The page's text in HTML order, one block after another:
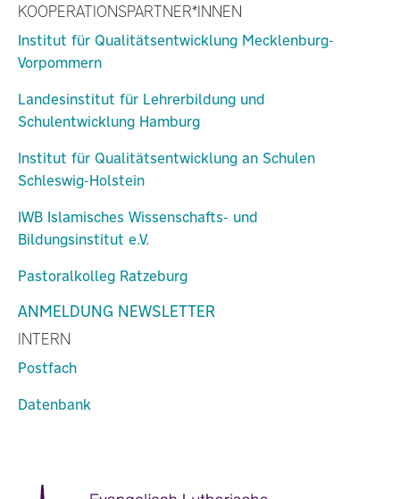
KOOPERATIONSPARTNER*INNEN
Institut für Qualitätsentwicklung Mecklenburg-
Vorpommern
Landesinstitut für Lehrerbildung und
Schulentwicklung Hamburg
Institut für Qualitätsentwicklung an Schulen
Schleswig-Holstein
IWB Islamisches Wissenschafts- und
Bildungsinstitut e.V.
Pastoralkolleg Ratzeburg
ANMELDUNG NEWSLETTER
INTERN
Postfach
Datenbank